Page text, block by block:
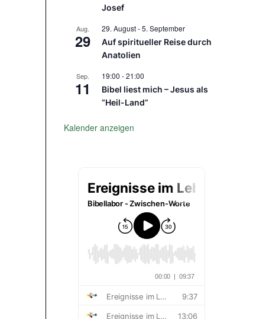
Josef
Aug.
29
29. August-5. September
Auf spiritueller Reise durch
Anatolien
Sep.
11
19:00 -21:00
Bibel liest mich – Jesus als
“Heil-Land”
Kalender anzeigen